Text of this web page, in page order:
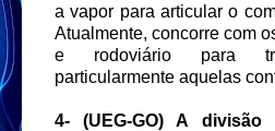
a vapor para articular o
Atualmente, concorre com
e rodoviário para
particularmente aquelas
4-(UEG-GO) A